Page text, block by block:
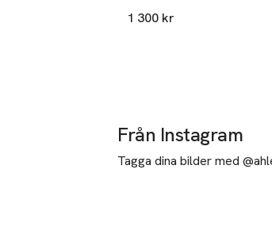
1 300 kr
Från Instagram
Tagga dina bilder med